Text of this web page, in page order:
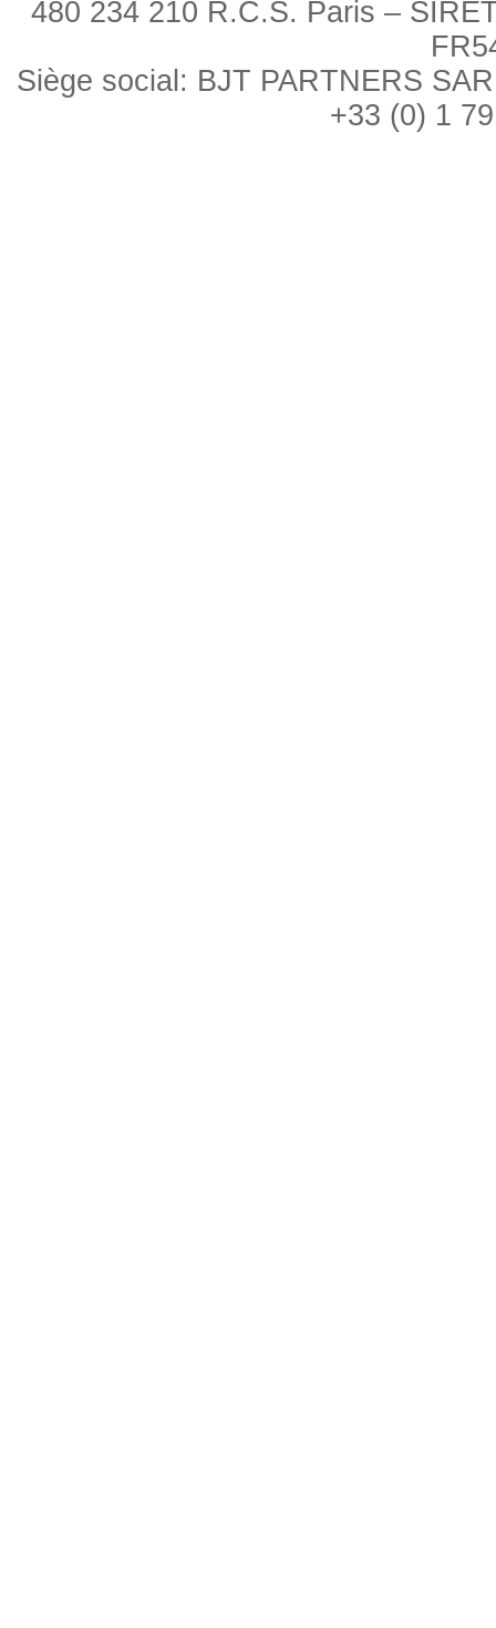
480 234 210 R.C.S. Paris –
Siège social: BJT PARTNERS
+33 (0) 1